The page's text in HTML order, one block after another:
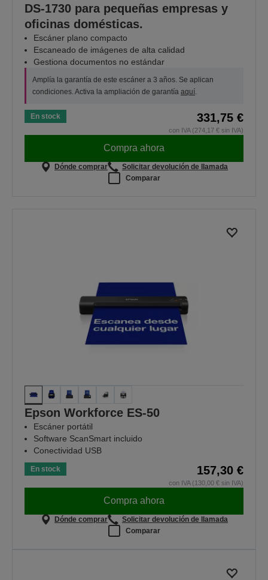
DS-1730 para pequeñas empresas y
oficinas domésticas.
Escáner plano compacto
Escaneado de imágenes de alta calidad
Gestiona documentos no estándar
Amplía la garantía de este escáner a 3 años. Se aplican
condiciones. Activa la ampliación de garantía aquí
En stock 331,75 €
con IVA (274,17 € sin IVA)
Compra ahora
Dónde comprar
Solicitar devolución de llamada
Comparar
Epson Workforce ES-50
Escáner portátil
Software ScanSmart incluido
Conectividad USB
En stock 157,30 €
con IVA (130,00 € sin IVA)
Compra ahora
Dónde comprar
Solicitar devolución de llamada
Comparar